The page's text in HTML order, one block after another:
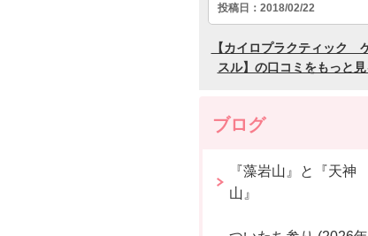
ブログ
『藻岩山』と『天神
山』